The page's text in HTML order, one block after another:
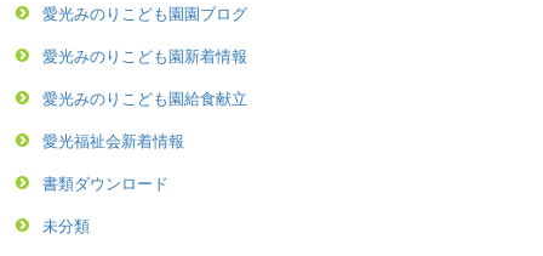
愛光みのりこども園園ブログ
愛光みのりこども園新着情報
愛光みのりこども園給食献立
愛光福祉会新着情報
書類ダウンロード
未分類